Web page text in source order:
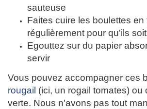
sauteuse
Faites cuire les boulettes en
régulièrement pour qu'ils
Egouttez sur du papier
servir
Vous pouvez accompagner ces
rougail (ici, un rogail tomates) ou
verte. Nous n'avons pas tout